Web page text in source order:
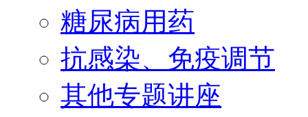
糖尿病用药
抗感染、免疫调节
其他专题讲座